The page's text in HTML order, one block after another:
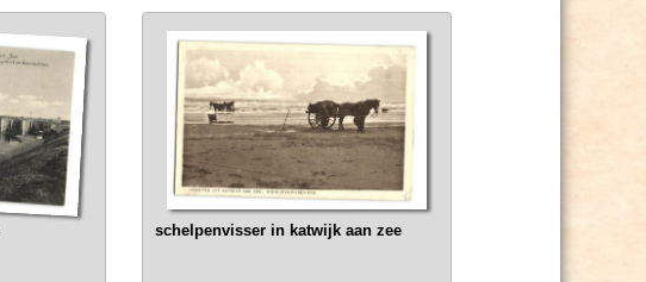
schelpenvisser in katwijk aan zee